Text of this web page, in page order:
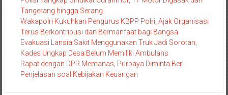
Tangerang hingga Serang
Wakapolri Kukuhkan Pengurus KBPP Polri, Ajak Organisasi
Terus Berkontribusi dan Bermanfaat bagi Bangsa
Evakuasi Lansia Sakit Menggunakan Truk Jadi Sorotan,
Kades Ungkap Desa Belum Memiliki Ambulans
Rapat dengan DPR Memanas, Purbaya Diminta Beri
Penjelasan soal Kebijakan Keuangan